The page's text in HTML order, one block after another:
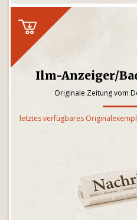
Ilm-Anzeiger/
Originale Zeitung vom
letztes verfügbares